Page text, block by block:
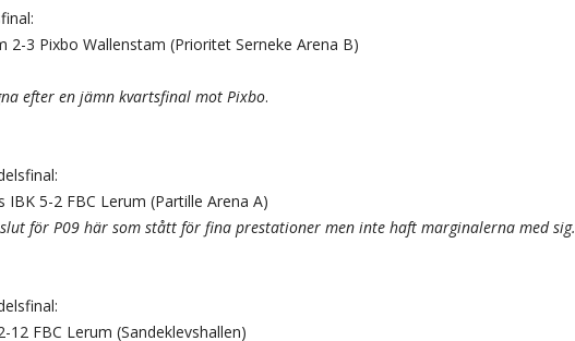
2-3 Pixbo Wallenstam (Prioritet Serneke Arena B)
efter en jämn kvartsfinal mot Pixbo.
IBK 5-2 FBC Lerum (Partille Arena A)
för P09 här som stått för fina prestationer men inte haft marginalerna med sig.
12 FBC Lerum (Sandeklevshallen)